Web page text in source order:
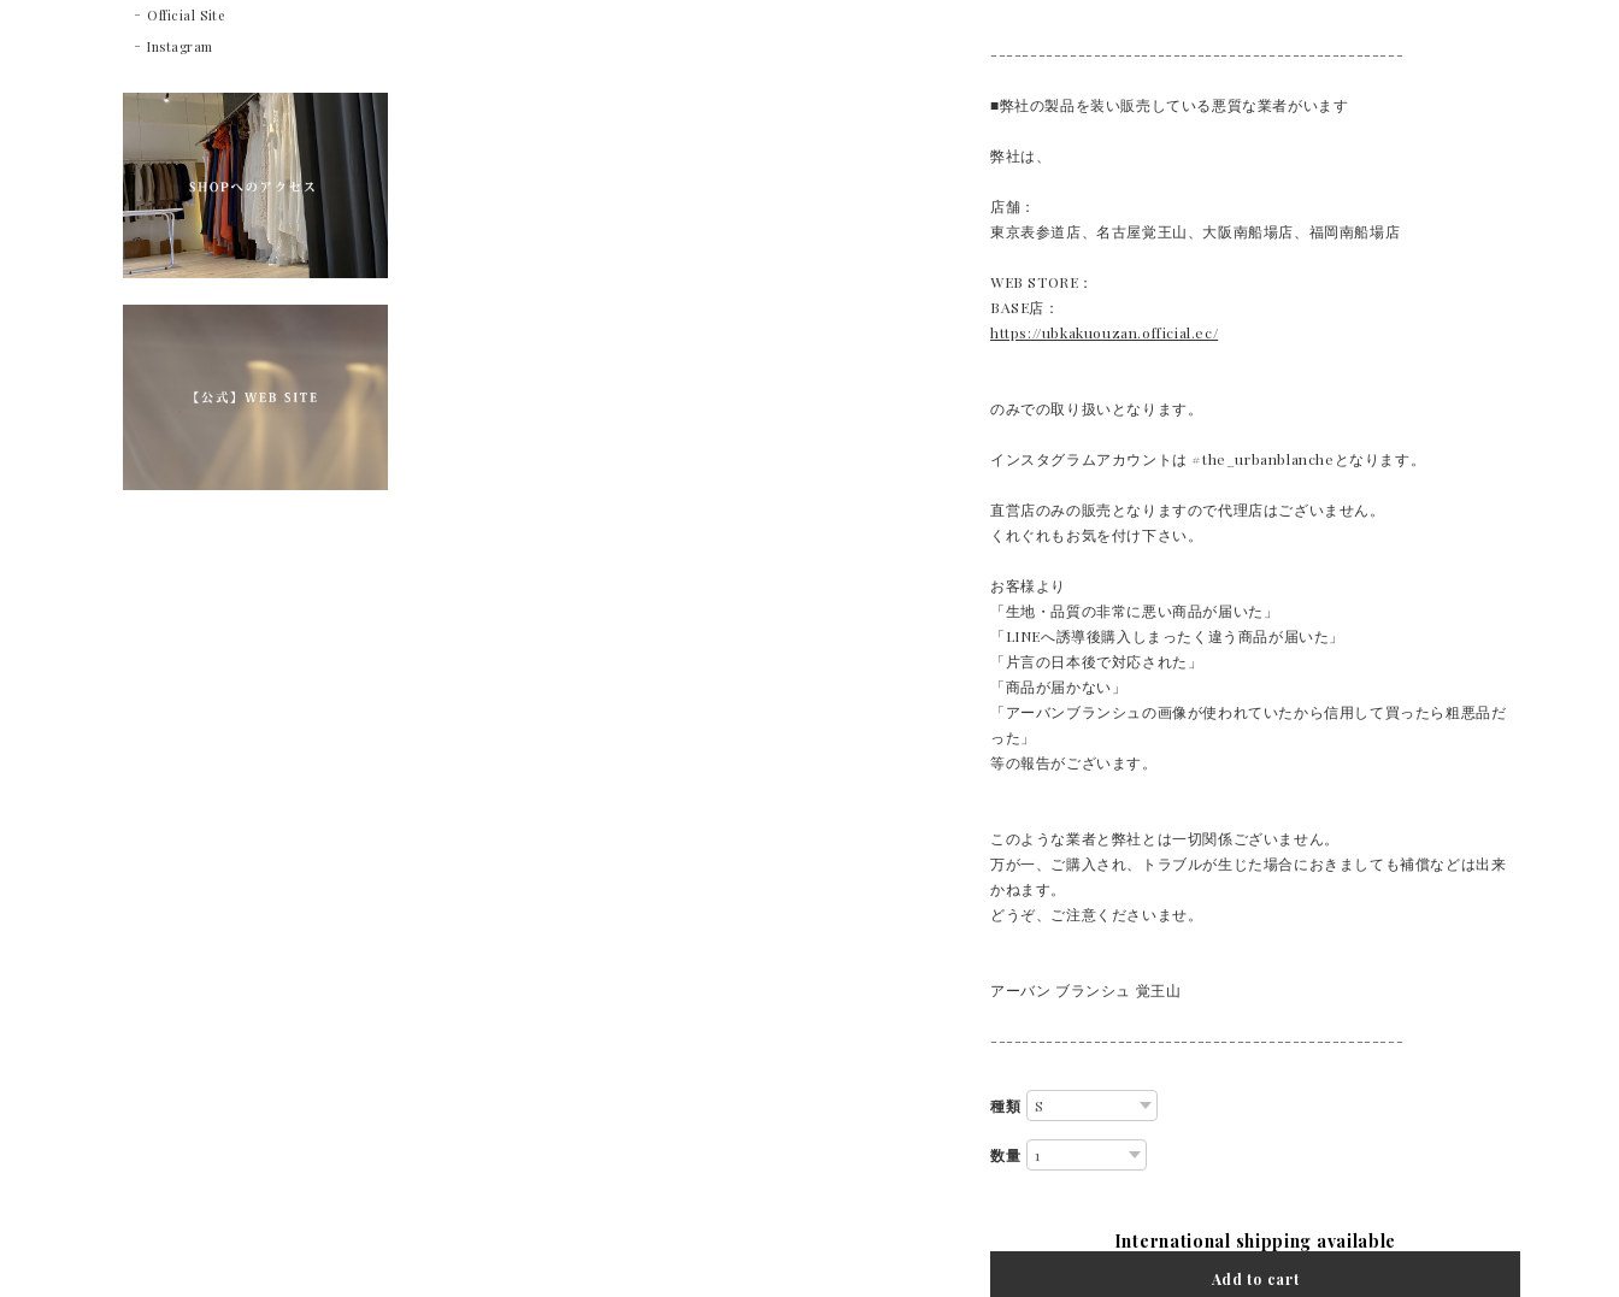
----------------------------------------------------
■弊社の製品を装い販売している悪質な業者がいます
弊社は、
店舗：
東京表参道店、名古屋覚王山、大阪南船場店、福岡南船場店
WEB STORE：
BASE店：
https://ubkakuouzan.official.ec/
のみでの取り扱いとなります。
インスタグラムアカウントは #the_urbanblancheとなります。
直営店のみの販売となりますので代理店はございません。
くれぐれもお気を付け下さい。
お客様より
「生地・品質の非常に悪い商品が届いた」
「LINEへ誘導後購入しまったく違う商品が届いた」
「片言の日本後で対応された」
「商品が届かない」
「アーバンブランシュの画像が使われていたから信用して買ったら粗悪品だ
った」
等の報告がございます。
このような業者と弊社とは一切関係ございません。
万が一、ご購入され、トラブルが生じた場合におきましても補償などは出来
かねます。
どうぞ、ご注意くださいませ。
アーバン ブランシュ 覚王山
----------------------------------------------------
種類
数量
International shipping available
Add to cart
Official Site
Instagram